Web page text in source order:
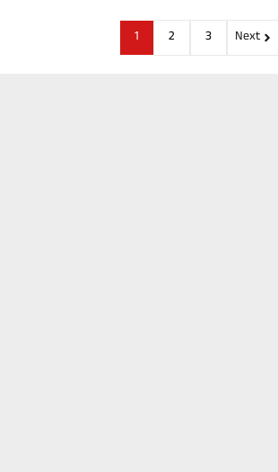
1 2 3 Next